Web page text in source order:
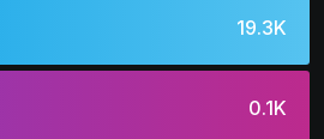
19.3K
0.1K